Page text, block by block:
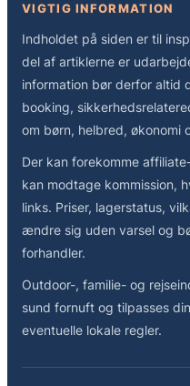
VIGTIG INFORMATION
Indholdet på siden er til
del af artiklerne er
information bør derfor altid
booking,
om børn, helbred, økonomi
Der kan forekomme
kan modtage kommission,
links. Priser, lagerstatus,
ændre sig uden varsel og
forhandler.
Outdoor-, familie- og
sund fornuft og tilpasses
eventuelle lokale regler.